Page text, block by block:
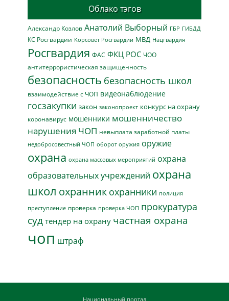
Облако тэгов
Александр Козлов Анатолий Выборный ГБР ГИБДД
КС Росгвардии Корсовет Росгвардии МВД Нацгвардия
Росгвардия ФАС ФКЦ РОС ЧОО
антитеррористическая защищенность
безопасность безопасность школ
взаимодействие с ЧОП видеонаблюдение
госзакупки закон законопроект конкурс на охрану
коронавирус мошенники мошенничество
нарушения ЧОП невыплата заработной платы
недобросовестный ЧОП оборот оружия оружие
охрана охрана массовых мероприятий охрана
образовательных учреждений охрана
школ охранник охранники полиция
преступление проверка проверка ЧОП прокуратура
суд тендер на охрану частная охрана
чоп штраф
Национальный портал